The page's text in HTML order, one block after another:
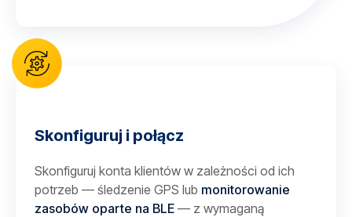
Skonfiguruj i połącz
Skonfiguruj konta klientów w zależności od ich
potrzeb — śledzenie GPS lub monitorowanie
zasobów oparte na BLE — z wymaganą